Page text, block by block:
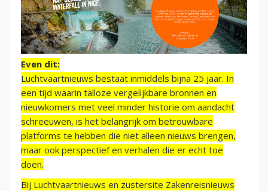
Even dit:
Luchtvaartnieuws bestaat inmiddels bijna 25 jaar. In
een tijd waarin talloze vergelijkbare bronnen en
nieuwkomers met veel minder historie om aandacht
schreeuwen, is het belangrijk om betrouwbare
platforms te hebben die niet alleen nieuws brengen,
maar ook perspectief en verhalen die er echt toe
doen.
Bij Luchtvaartnieuws en zustersite Zakenreisnieuws